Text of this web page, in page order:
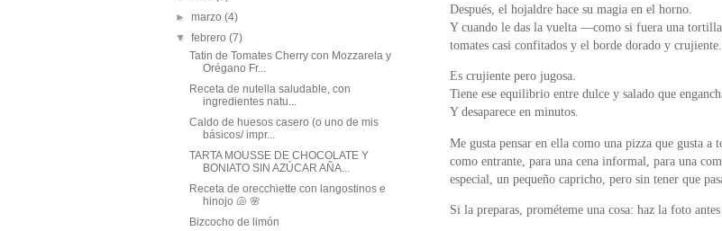
Después, el hojaldre hace su magia en el horno.
Y cuando le das la vuelta —como si fuera una
tomates casi confitados y el borde dorado y crujiente.
Es crujiente pero jugosa.
Tiene ese equilibrio entre dulce y salado que
Y desaparece en minutos.
Me gusta pensar en ella como una pizza que gusta
como entrante, para una cena informal, para una
especial, un pequeño capricho, pero sin tener que
Si la preparas, prométeme una cosa: haz la foto
►marzo(4)
▼febrero(7)
Tatin de Tomates Cherry con Mozzarela y
Orégano Fr...
Receta de nutella saludable, con
ingredientes natu...
Caldo de huesos casero (o uno de mis
básicos/ impr...
TARTA MOUSSE DE CHOCOLATE Y
BONIATO SIN AZÚCAR AÑA...
Receta de orecchiette con langostinos e
hinojo 🐚 🌸
Bizcocho de limón